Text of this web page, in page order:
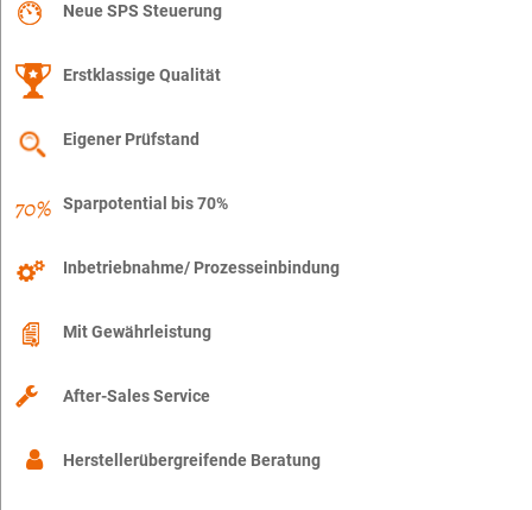
Neue SPS Steuerung
Erstklassige Qualität
Eigener Prüfstand
Sparpotential bis 70%
Inbetriebnahme/ Prozesseinbindung
Mit Gewährleistung
After-Sales Service
Herstellerübergreifende Beratung